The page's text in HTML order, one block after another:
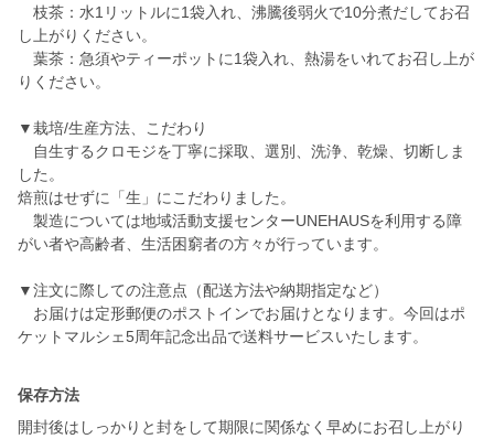
枝茶：水1リットルに1袋入れ、沸騰後弱火で10分煮だしてお召
し上がりください。
葉茶：急須やティーポットに1袋入れ、熱湯をいれてお召し上が
りください。
▼栽培/生産方法、こだわり
自生するクロモジを丁寧に採取、選別、洗浄、乾燥、切断しま
した。
焙煎はせずに「生」にこだわりました。
製造については地域活動支援センターUNEHAUSを利用する障
がい者や高齢者、生活困窮者の方々が行っています。
▼注文に際しての注意点（配送方法や納期指定など）
お届けは定形郵便のポストインでお届けとなります。今回はポ
ケットマルシェ5周年記念出品で送料サービスいたします。
保存方法
開封後はしっかりと封をして期限に関係なく早めにお召し上がり